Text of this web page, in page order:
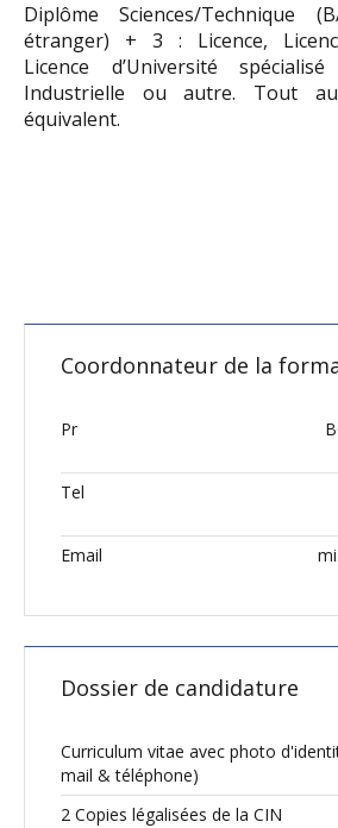
Diplôme Sciences/Technique
étranger) + 3 : Licence,
Licence d’Université
Industrielle ou autre. Tout
équivalent.
Coordonnateur de la
Pr
Tel
Email
Dossier de candidature
Curriculum vitae avec photo
mail & téléphone)
2 Copies légalisées de la CIN